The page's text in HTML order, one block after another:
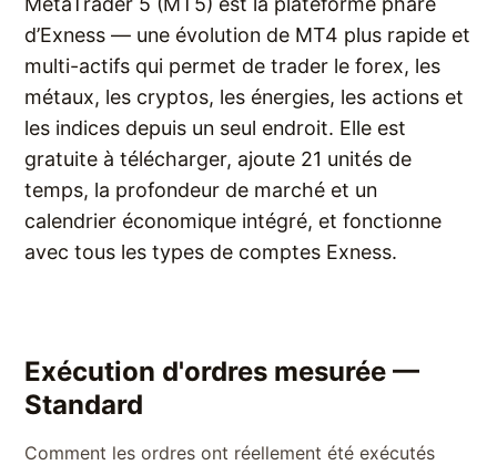
d’Exness — une évolution de MT4 plus rapide et
multi-actifs qui permet de trader le forex, les
métaux, les cryptos, les énergies, les actions et
les indices depuis un seul endroit. Elle est
gratuite à télécharger, ajoute 21 unités de
temps, la profondeur de marché et un
calendrier économique intégré, et fonctionne
avec tous les types de comptes Exness.
Exécution d'ordres mesurée —
Standard
Comment les ordres ont réellement été exécutés